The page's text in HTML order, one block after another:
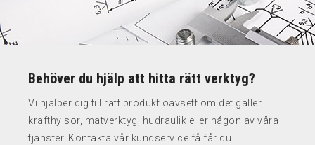
Behöver du hjälp att hitta rätt verktyg?
Vi hjälper dig till rätt produkt oavsett om det gäller
krafthylsor, mätverktyg, hudraulik eller någon av våra
tjänster. Kontakta vår kundservice få får du